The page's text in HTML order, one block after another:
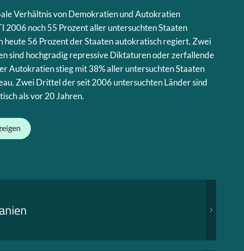
Verhältnis von Demokratien und Autokratien
2006 noch 55 Prozent aller untersuchten Staaten
heute 56 Prozent der Staaten autokratisch regiert. Zwei
sind hochgradig repressive Diktaturen oder zerfallende
Autokratien stieg mit 38% aller untersuchten Staaten
Zwei Drittel der seit 2006 untersuchten Länder sind
als vor 20 Jahren.